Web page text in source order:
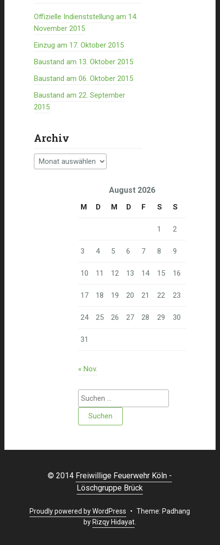
Offizielle Indienststellung am 14.
November 2015
Einzug am 17. Oktober 2015
Baustand am 13. Oktober 2015
Baustand am 06. Oktober 2015
Baustand am 22. September
2015
Archiv
Archiv
August 2026
M D M D F S S
1 2
3 4 5 6 7 8 9
10 11 12 13 14 15 16
17 18 19 20 21 22 23
24 25 26 27 28 29 30
31
« Nov.
Suchen
nach:
© 2014 Freiwillige Feuerwehr Köln -
Löschgruppe Brück
Proudly powered by WordPress • Theme: Padhang
by Rizqy Hidayat